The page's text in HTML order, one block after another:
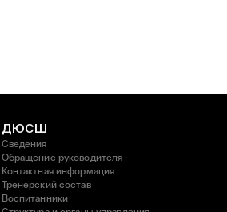
ДЮСШ
Сведения
Обращение руководителя
Контактная информация
Тренерский состав
Воспитанники